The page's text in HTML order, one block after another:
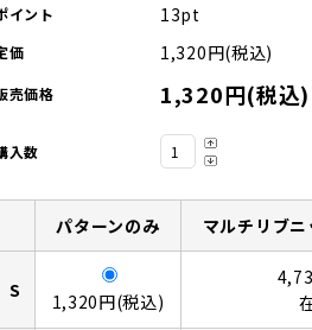
イント 13pt
価 1,320円(税込)
売価格 1,320円(税込)
入数
パターンのみ マルチリブ
S 1,320円(税込)